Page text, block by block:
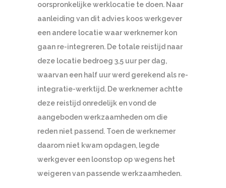
oorspronkelijke werklocatie te doen. Naar
aanleiding van dit advies koos werkgever
een andere locatie waar werknemer kon
gaan re-integreren. De totale reistijd naar
deze locatie bedroeg 3,5 uur per dag,
waarvan een half uur werd gerekend als re-
integratie-werktijd. De werknemer achtte
deze reistijd onredelijk en vond de
aangeboden werkzaamheden om die
reden niet passend. Toen de werknemer
daarom niet kwam opdagen, legde
werkgever een loonstop op wegens het
weigeren van passende werkzaamheden.